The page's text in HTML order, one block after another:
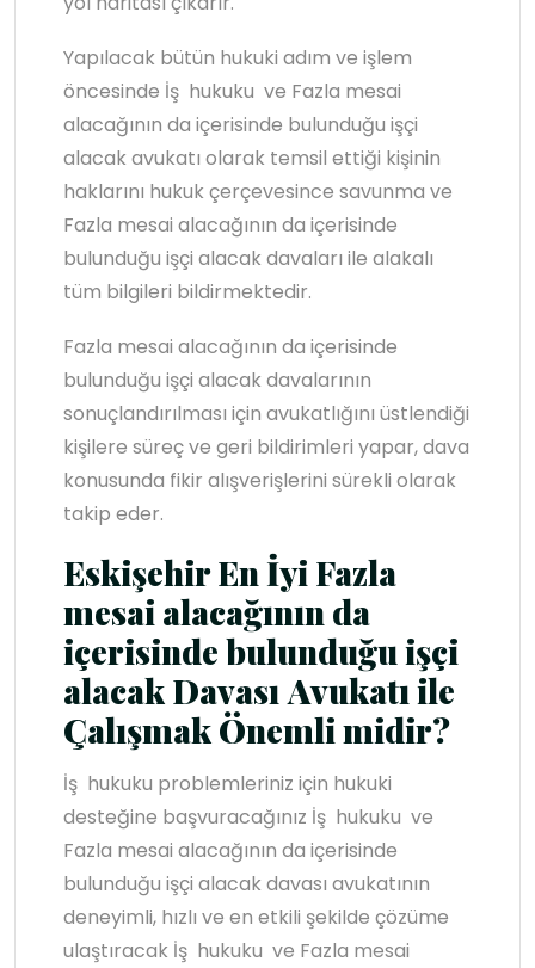
Yapılacak bütün hukuki adım ve işlem
öncesinde İş hukuku ve Fazla mesai
alacağının da içerisinde bulunduğu işçi
alacak avukatı olarak temsil ettiği kişinin
haklarını hukuk çerçevesince savunma ve
Fazla mesai alacağının da içerisinde
bulunduğu işçi alacak davaları ile alakalı
tüm bilgileri bildirmektedir.
Fazla mesai alacağının da içerisinde
bulunduğu işçi alacak davalarının
sonuçlandırılması için avukatlığını üstlendiği
kişilere süreç ve geri bildirimleri yapar, dava
konusunda fikir alışverişlerini sürekli olarak
takip eder.
Eskişehir En İyi Fazla
mesai alacağının da
içerisinde bulunduğu işçi
alacak Davası Avukatı ile
Çalışmak Önemli midir?
İş hukuku problemleriniz için hukuki
desteğine başvuracağınız İş hukuku ve
Fazla mesai alacağının da içerisinde
bulunduğu işçi alacak davası avukatının
deneyimli, hızlı ve en etkili şekilde çözüme
ulaştıracak İş hukuku ve Fazla mesai